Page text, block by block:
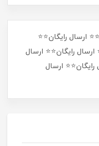
ارسال رایگان⭐⭐
ارسال رایگان⭐⭐ ارسال
رایگان⭐⭐ ارسال